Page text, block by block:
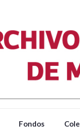
Fondos